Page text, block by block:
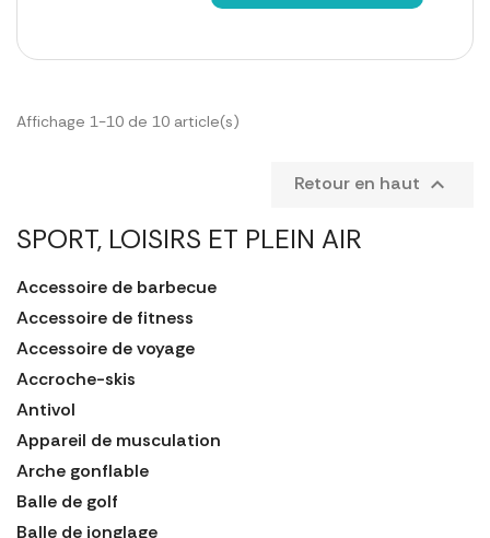
SPORT, LOISIRS ET PLEIN AIR
Accessoire de barbecue
Accessoire de fitness
Accessoire de voyage
Accroche-skis
Antivol
Appareil de musculation
Arche gonflable
Balle de golf
Balle de jonglage
Affichage 1-10 de 10 article(s)
Retour en haut 